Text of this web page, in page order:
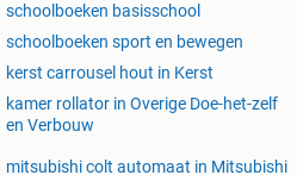
schoolboeken basisschool
schoolboeken sport en bewegen
kerst carrousel hout in Kerst
kamer rollator in Overige Doe-het-zelf
en Verbouw
mitsubishi colt automaat in Mitsubishi